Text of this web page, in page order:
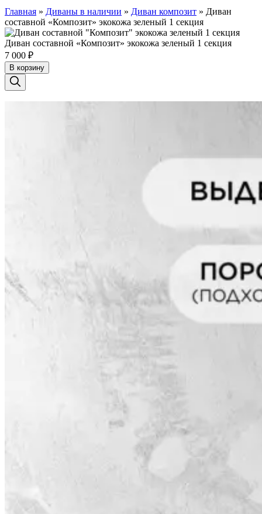
Главная » Диваны в наличии » Диван композит » Диван
составной «Композит» экокожа зеленый 1 секция
Диван составной «Композит» экокожа зеленый 1 секция
7 000 ₽
В корзину